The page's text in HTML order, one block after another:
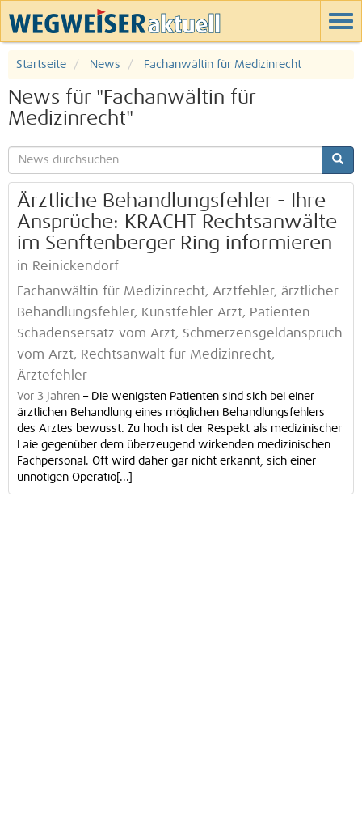
Startseite News Fachanwältin für Medizinrecht
News für "Fachanwältin für
Medizinrecht"
Ärztliche Behandlungsfehler - Ihre
Ansprüche: KRACHT Rechtsanwälte
im Senftenberger Ring informieren
in Reinickendorf
Fachanwältin für Medizinrecht, Arztfehler, ärztlicher
Behandlungsfehler, Kunstfehler Arzt, Patienten
Schadensersatz vom Arzt, Schmerzensgeldanspruch
vom Arzt, Rechtsanwalt für Medizinrecht,
Ärztefehler
Vor 3 Jahren – Die wenigsten Patienten sind sich bei einer
ärztlichen Behandlung eines möglichen Behandlungsfehlers
des Arztes bewusst. Zu hoch ist der Respekt als medizinischer
Laie gegenüber dem überzeugend wirkenden medizinischen
Fachpersonal. Oft wird daher gar nicht erkannt, sich einer
unnötigen Operatio[...]